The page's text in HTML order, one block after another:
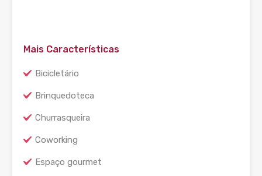
Mais Características
Bicicletário
Brinquedoteca
Churrasqueira
Coworking
Espaço gourmet